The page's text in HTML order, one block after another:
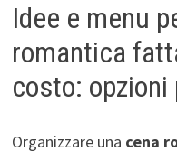
Idee e menu
romantica
costo:
Organizzare una cena